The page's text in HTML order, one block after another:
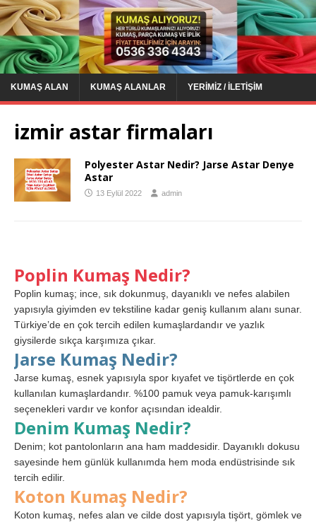
KUMAŞ ALAN KUMAŞ ALANLAR YERIMIZ / İLETIŞIM
izmir astar firmaları
Polyester Astar Nedir? Jarse Astar Denye
Astar
13 Eylül 2022 admin
Poplin Kumaş Nedir?
Poplin kumaş; ince, sık dokunmuş, dayanıklı ve nefes alabilen
yapısıyla giyimden ev tekstiline kadar geniş kullanım alanı sunar.
Türkiye’de en çok tercih edilen kumaşlardandır ve yazlık
giysilerde sıkça karşımıza çıkar.
Jarse Kumaş Nedir?
Jarse kumaş, esnek yapısıyla spor kıyafet ve tişörtlerde en çok
kullanılan kumaşlardandır. %100 pamuk veya pamuk-karışımlı
seçenekleri vardır ve konfor açısından idealdir.
Denim Kumaş Nedir?
Denim; kot pantolonların ana ham maddesidir. Dayanıklı dokusu
sayesinde hem günlük kullanımda hem moda endüstrisinde sık
tercih edilir.
Koton Kumaş Nedir?
Koton kumaş, nefes alan ve cilde dost yapısıyla tişört, gömlek ve